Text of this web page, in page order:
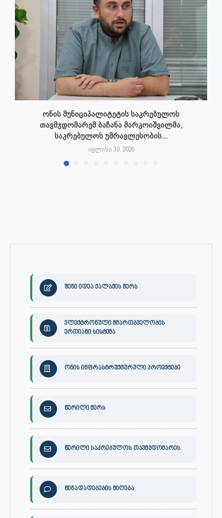
ონის მუნიციპალიტეტის საკრებულოს
თავმჯდომარემ ბაჩანა მარკოიშვილმა,
საკრებულოს უმრავლესობის...
ივლისი 30, 2026
შენი იდეა ქალაქის მერს
ელექტრონული მმართბველობის
ერთიანი სისტემა
ონის ინფრასტრუქტურული პროექტები
წერილი მერს
წერილი საკრებულოს თავმჯდომარეს
წინადადებების მიღება